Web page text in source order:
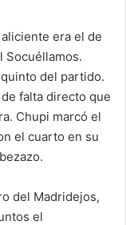
era el de
Socuéllamos.
del partido.
falta directo que
Chupi marcó el
el cuarto en su
del Madridejos,
el